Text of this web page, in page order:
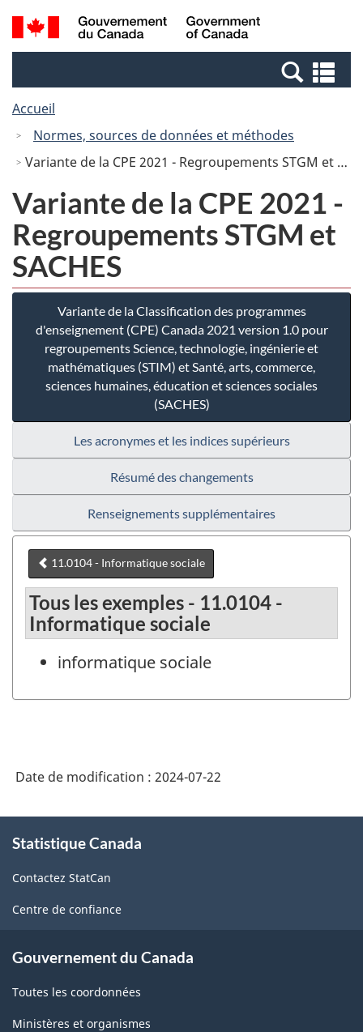
Passer
au
Passer
à
Canada
Recherche
et
et
Accueil
Normes, sources de données et méthodes
Variante de la CPE 2021 - Regroupements STGM et SACHES
Variante de la CPE 2021 -
Regroupements STGM et
SACHES
Variante de la Classification des programmes
d'enseignement (CPE) Canada 2021 version 1.0 pour
regroupements Science, technologie, ingénierie et
mathématiques (STIM) et Santé, arts, commerce,
sciences humaines, éducation et sciences sociales
(SACHES)
Les acronymes et les indices supérieurs
Résumé des changements
Renseignements supplémentaires
11.0104 - Informatique sociale
Tous les exemples - 11.0104 -
Informatique sociale
informatique sociale
Date de modification : 2024-07-22
propos
ce
site
Statistique Canada
Contactez StatCan
Centre de confiance
Gouvernement du Canada
Toutes les coordonnées
Ministères et organismes